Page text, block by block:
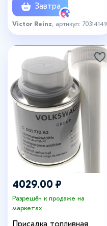
Завтра
Victor Reinz , артикул:
4029.00 ₽
Разрешён к продаже на
маркетах
Присадка топливная